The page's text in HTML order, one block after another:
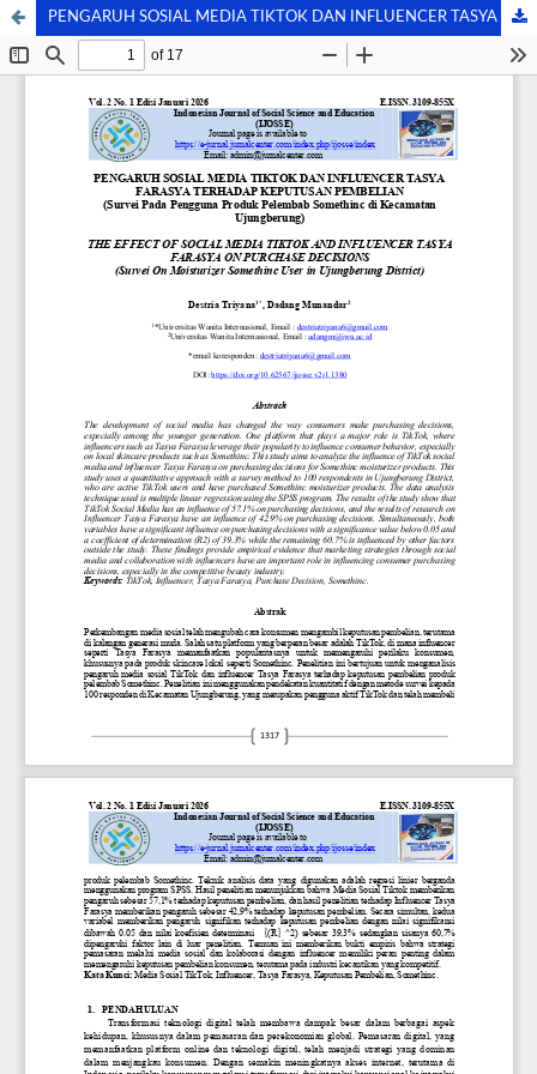
PENGARUH SOSIAL MEDIA TIKTOK DAN INFLUENCER TASYA FARASYA TERHADAP KEPUTUSAN PEMBELIAN (Survei Pada Pengguna Produk Pelembab Somethinc Di Kecamatan Ujungberung)